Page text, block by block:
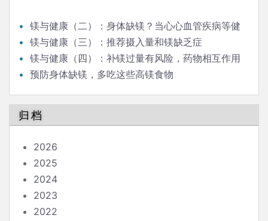
镁与健康（二）：身体缺镁？当心心血管疾病等健
康问题！
镁与健康（三）：推荐摄入量和镁缺乏症
镁与健康（四）：补镁过量有风险，药物相互作用
需警惕
预防身体缺镁，多吃这些高镁食物
归档
2026
2025
2024
2023
2022